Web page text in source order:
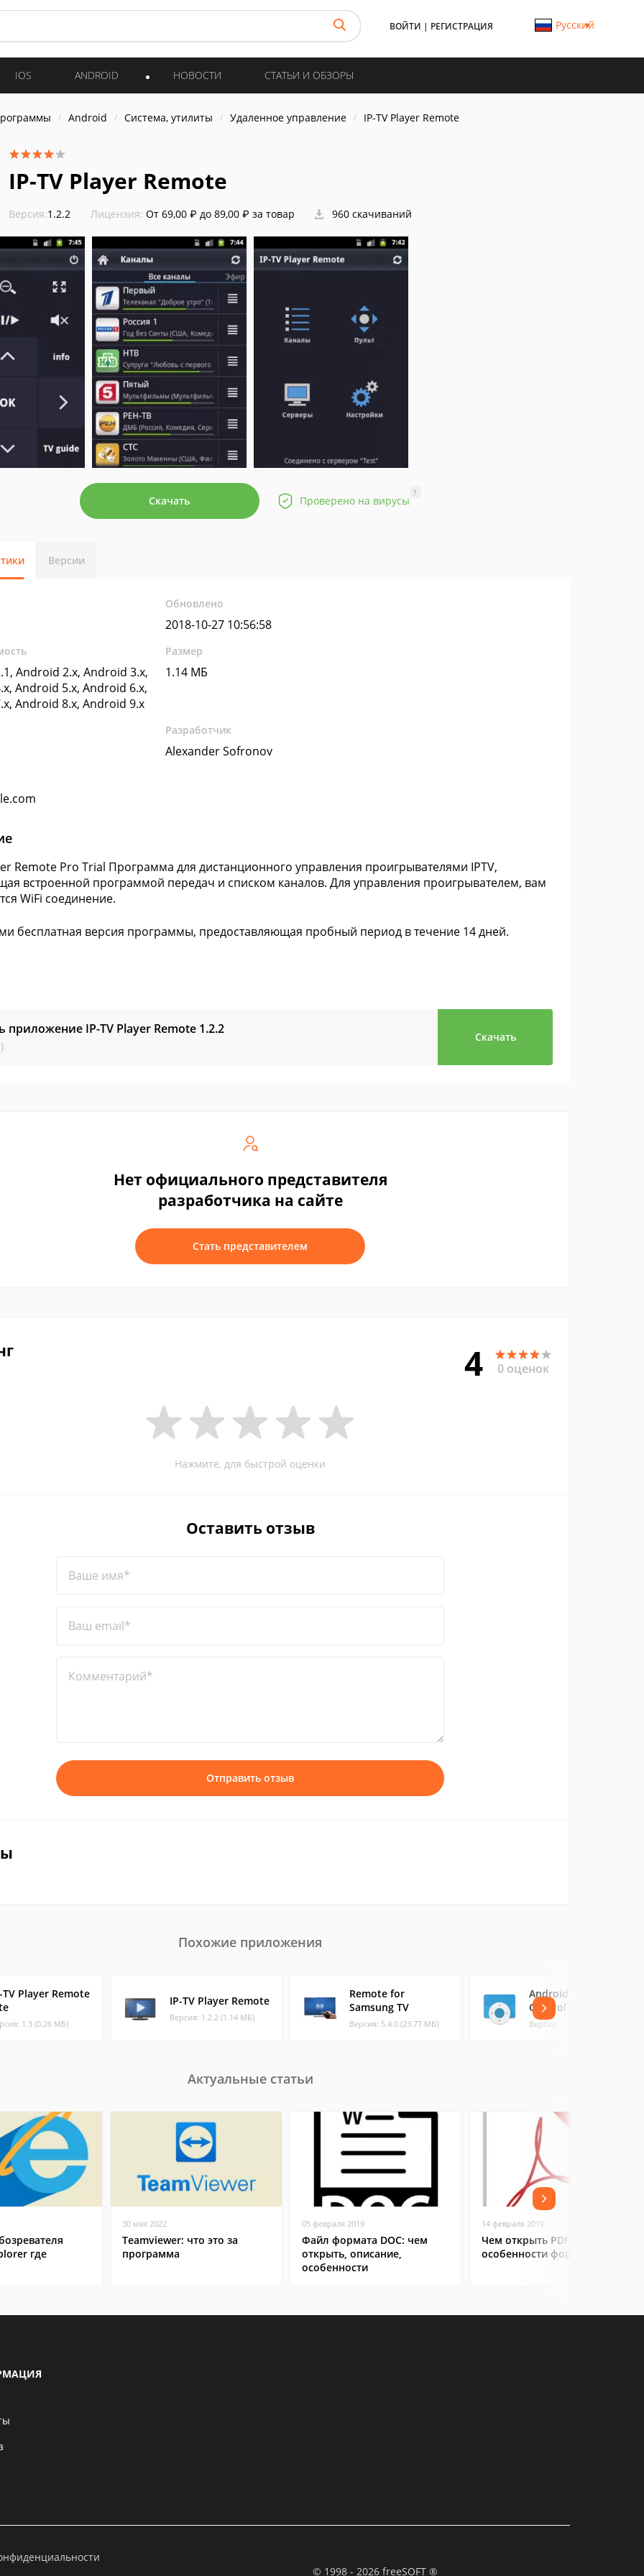
ВОЙТИ | РЕГИСТРАЦИЯ Русский
IOS ANDROID НОВОСТИ СТАТЬИ И ОБЗОРЫ
Android Система, утилиты Удаленное управление IP-TV Player Remote
IP-TV Player Remote
Версия:1.2.2 Лицензия: От 69,00 ₽ до 89,00 ₽ за товар 960 скачиваний
Скачать Проверено на вирусы
?
Версии
Обновлено
2018-10-27 10:56:58
Android 2.x, Android 3.x,
Android 5.x, Android 6.x,
Android 8.x, Android 9.x
Размер
1.14 МБ
Разработчик
Alexander Sofronov
Remote Pro Trial Программа для дистанционного управления проигрывателями IPTV,
встроенной программой передач и списком каналов. Для управления проигрывателем, вам
WiFi соединение.
бесплатная версия программы, предоставляющая пробный период в течение 14 дней.
приложение IP-TV Player Remote 1.2.2
Скачать
Нет официального представителя
разработчика на сайте
Стать представителем
4 0 оценок
Нажмите, для быстрой оценки
Оставить отзыв
Ваше имя*
Ваш email*
Комментарий*
Отправить отзыв
Похожие приложения
TV Player Remote
1.3 (0.26 МБ)
IP-TV Player Remote
Версия: 1.2.2 (1.14 МБ)
Remote for
Samsung TV
Версия: 5.4.0 (23.77 МБ)
Android TV Remote
Control
Версия: 1.1.0.38 (6.68 МБ)
Актуальные статьи
где
30 мая 2022
Teamviewer: что это за
программа
05 февраля 2019
Файл формата DOC: чем
открыть, описание,
особенности
14 февраля 2019
Чем открыть PDF:
особенности формата
© 1998 - 2026 freeSOFT ®